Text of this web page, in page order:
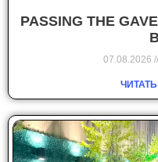
PASSING THE
07.08.2026